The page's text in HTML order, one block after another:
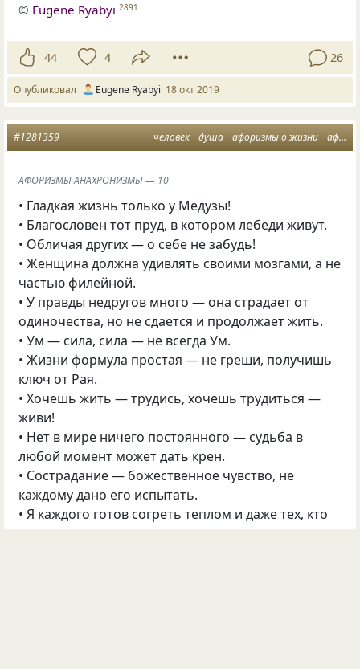
© Eugene Ryabyi 2891
44 4 26
Опубликовал Eugene Ryabyi 18 окт 2019
человек душа афоризмы о жизни афоризмы анахронизмы
#1281359
АФОРИЗМЫ АНАХРОНИЗМЫ — 10
• Гладкая жизнь только у Медузы!
• Благословен тот пруд, в котором лебеди живут.
• Обличая других — о себе не забудь!
• Женщина должна удивлять своими мозгами, а не
частью филейной.
• У правды недругов много — она страдает от
одиночества, но не сдается и продолжает жить.
• Ум — сила, сила — не всегда Ум.
• Жизни формула простая — не греши, получишь
ключ от Рая.
• Хочешь жить — трудись, хочешь трудиться —
живи!
• Нет в мире ничего постоянного — судьба в
любой момент может дать крен.
• Сострадание — божественное чувство, не
каждому дано его испытать.
• Я каждого готов согреть теплом и даже тех, кто